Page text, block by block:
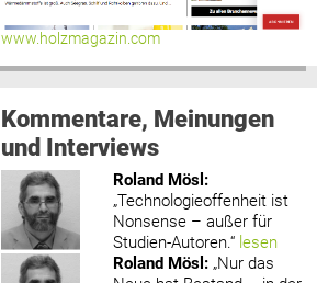
www.holzmagazin.com
Kommentare, Meinungen
und Interviews
Roland Mösl :
„Technologieoffenheit ist
Nonsense – außer für
Studien-Autoren.“ lesen
Roland Mösl : „Nur das